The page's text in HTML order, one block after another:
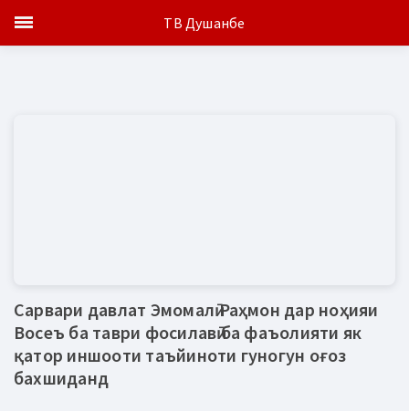
Сарвари давлат Эмомалӣ Раҳмон дар ноҳияи
Восеъ ба таври фосилавӣ ба фаъолияти як
қатор иншооти таъйиноти гуногун оғоз
бахшиданд
ТВ Душанбе